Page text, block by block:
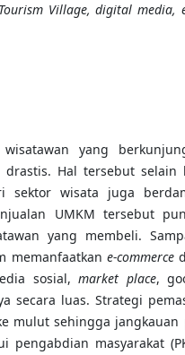
Village, digital media,
yang
drastis. Hal tersebut selain
sektor wisata juga
UMKM tersebut
yang membeli.
memanfaatkan e-commerce
sosial, market place,
secara luas. Strategi
mulut sehingga jangkauan
pengabdian masyarakat